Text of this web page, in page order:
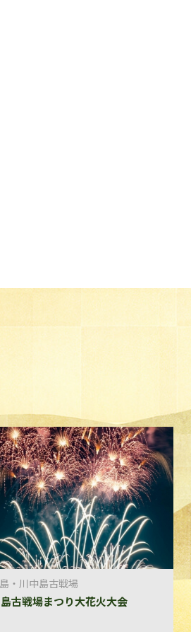
・川中島古戦場
古戦場まつり大花火大会